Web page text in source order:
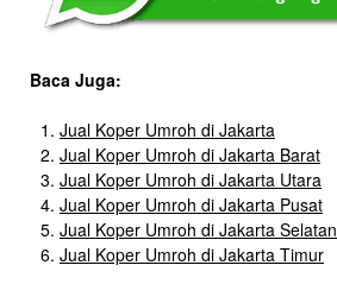
Baca Juga:
Jual Koper Umroh di Jakarta
Jual Koper Umroh di Jakarta Barat
Jual Koper Umroh di Jakarta Utara
Jual Koper Umroh di Jakarta Pusat
Jual Koper Umroh di Jakarta Selatan
Jual Koper Umroh di Jakarta Timur